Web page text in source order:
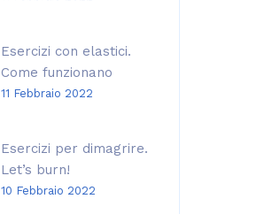
Esercizi con elastici.
Come funzionano
11 Febbraio 2022
Esercizi per dimagrire.
Let’s burn!
10 Febbraio 2022